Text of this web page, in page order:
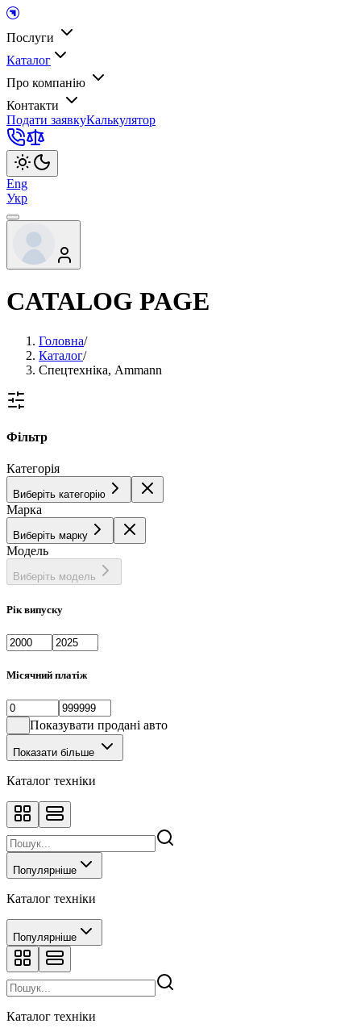
Послуги
Каталог
Про компанію
Контакти
Подати заявкуКалькулятор
Eng
Укр
CATALOG PAGE
Головна/
Каталог/
Спецтехніка, Ammann
Фільтр
Категорія
Виберіть категорію
Марка
Виберіть марку
Модель
Виберіть модель
Рік випуску
Місячний платіж
Показувати продані авто
Показати більше
Каталог техніки
Популярніше
Каталог техніки
Популярніше
Каталог техніки